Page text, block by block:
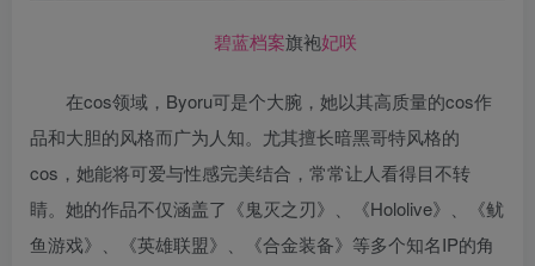
碧蓝档案旗袍妃咲
在cos领域，Byoru可是个大腕，她以其高质量的cos作
品和大胆的风格而广为人知。尤其擅长暗黑哥特风格的
cos，她能将可爱与性感完美结合，常常让人看得目不转
睛。她的作品不仅涵盖了《鬼灭之刃》、《Hololive》、《鱿
鱼游戏》、《英雄联盟》、《合金装备》等多个知名IP的角